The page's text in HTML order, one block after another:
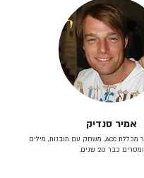
אמיר סנדיק
, בוגר מכללת ACC, משחק עם תובנות, מילים
ומסרים כבר 20 שנים.